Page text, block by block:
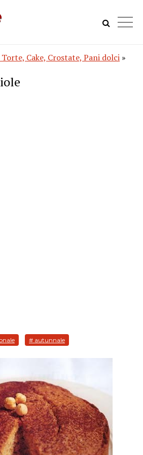
Cake, Crostate, Pani dolci »
# autunnale